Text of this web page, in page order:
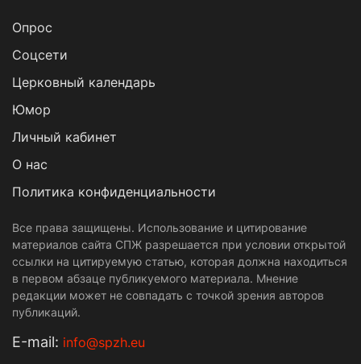
Опрос
Cоцсети
Церковный календарь
Юмор
Личный кабинет
О нас
Политика конфиденциальности
Все права защищены. Использование и цитирование
материалов сайта СПЖ разрешается при условии открытой
ссылки на цитируемую статью, которая должна находиться
в первом абзаце публикуемого материала. Мнение
редакции может не совпадать с точкой зрения авторов
публикаций.
Е-mail: info@spzh.eu